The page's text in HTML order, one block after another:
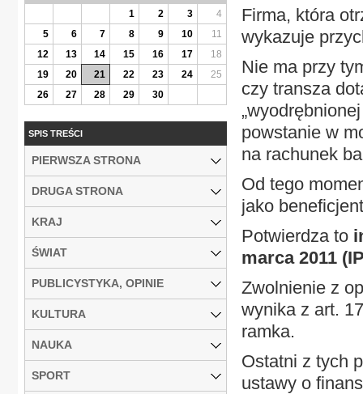
Firma, która
wykazuje
Nie ma przy
czy transza
powstanie w
na rachunek
Od tego
jako
Potwierdza to
marca 2011
Zwolnienie z
wynika z art.
ramka.
Ostatni z tych
ustawy o
1
2 3
4
5
6 7 8 9 10
11
12
13 14 15 16 17
18
19
20 21 22 23 24
25
26
27 28 29 30
SPIS TREŚCI
PIERWSZA STRONA
DRUGA STRONA
KRAJ
ŚWIAT
PUBLICYSTYKA, OPINIE
KULTURA
NAUKA
SPORT